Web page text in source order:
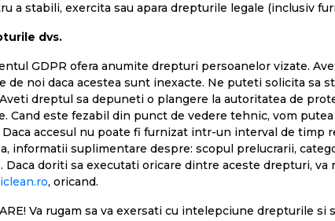
a stabili, exercita sau apara drepturile legale (inclusiv
dvs.
GDPR ofera anumite drepturi persoanelor vizate.
de noi daca acestea sunt inexacte. Ne puteti solicita sa
dreptul sa depuneti o plangere la autoritatea de
Cand este fezabil din punct de vedere tehnic, vom
accesul nu poate fi furnizat intr-un interval de timp
informatii suplimentare despre: scopul prelucrarii,
Daca doriti sa executati oricare dintre aceste drepturi,
, oricand.
Va rugam sa va exersati cu intelepciune drepturile